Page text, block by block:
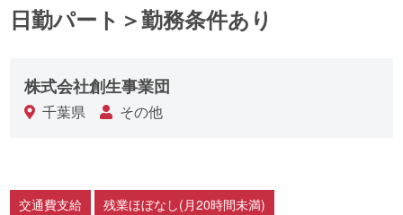
日勤パート＞勤務条件あり
株式会社創生事業団
千葉県 その他
交通費支給
残業ほぼなし(月20時間未満)